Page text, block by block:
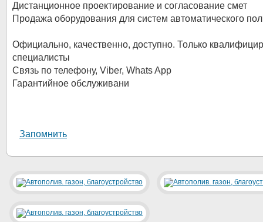
Дистанционное проектирование и согласование смет
Продажа оборудования для систем автоматического
Официально, качественно, доступно. Только
специалисты
Связь по телефону, Viber, Whats App
Гарантийное обслуживани
Запомнить